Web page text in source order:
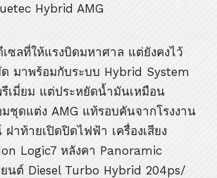
Hybrid AMG
เซลที่ให้แรงบิดมหาศาล แต่ยังคงไว้
มาพร้อมกับระบบ Hybrid System
เมี่ยม แต่ประหยัดน้ำมันเหมือน
ชุดแต่ง AMG แท้รอบคันจากโรงงาน
าท้ายเปิดปิดไฟฟ้า เครื่องเสียง
Logic7 หลังคา Panoramic
ยนต์ Diesel Turbo Hybrid 204ps/